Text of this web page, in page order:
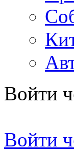
Войти
Войти